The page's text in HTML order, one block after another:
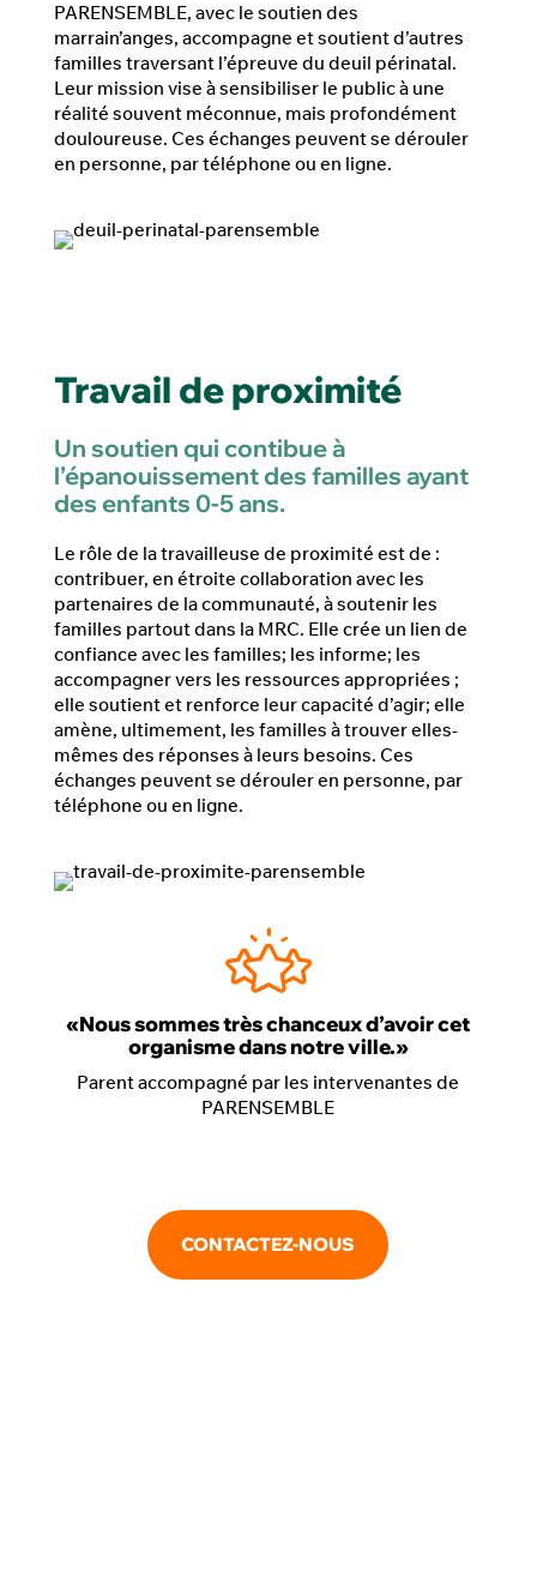
PARENSEMBLE, avec le soutien des
marrain’anges, accompagne et soutient d’autres
familles traversant l’épreuve du deuil périnatal.
Leur mission vise à sensibiliser le public à une
réalité souvent méconnue, mais profondément
douloureuse. Ces échanges peuvent se dérouler
en personne, par téléphone ou en ligne.
Travail de proximité
Un soutien qui contibue à
l’épanouissement des familles ayant
des enfants 0-5 ans.
Le rôle de la travailleuse de proximité est de :
contribuer, en étroite collaboration avec les
partenaires de la communauté, à soutenir les
familles partout dans la MRC. Elle crée un lien de
confiance avec les familles; les informe; les
accompagner vers les ressources appropriées ;
elle soutient et renforce leur capacité d’agir; elle
amène, ultimement, les familles à trouver elles-
mêmes des réponses à leurs besoins. Ces
échanges peuvent se dérouler en personne, par
téléphone ou en ligne.
«Nous sommes très chanceux d’avoir cet
organisme dans notre ville.»
Parent accompagné par les intervenantes de
PARENSEMBLE
CONTACTEZ-NOUS